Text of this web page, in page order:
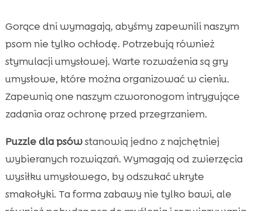
Gorące dni wymagają, abyśmy zapewnili naszym
psom nie tylko ochłodę. Potrzebują również
stymulacji umysłowej. Warte rozważenia są gry
umysłowe, które można organizować w cieniu.
Zapewnią one naszym czworonogom intrygujące
zadania oraz ochronę przed przegrzaniem.
Puzzle dla psówstanowią jedno z najchętniej
wybieranych rozwiązań. Wymagają od zwierzęcia
wysiłku umysłowego, by odszukać ukryte
smakołyki. Ta forma zabawy nie tylko bawi, ale